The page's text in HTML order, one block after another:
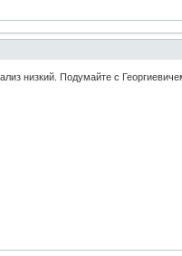
низкий. Подумайте с